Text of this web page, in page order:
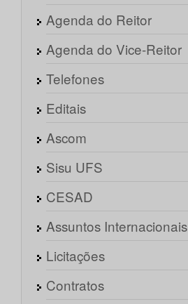
Agenda do Reitor
Agenda do Vice-Reitor
Telefones
Editais
Ascom
Sisu UFS
CESAD
Assuntos Internacionais
Licitações
Contratos